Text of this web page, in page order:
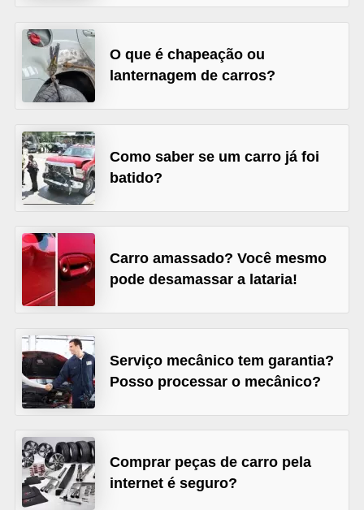
O que é chapeação ou
lanternagem de carros?
Como saber se um carro já foi
batido?
Carro amassado? Você mesmo
pode desamassar a lataria!
Serviço mecânico tem garantia?
Posso processar o mecânico?
Comprar peças de carro pela
internet é seguro?
e
v
e
c
u
l
o
s
B
i
c
l
e
t
a
s